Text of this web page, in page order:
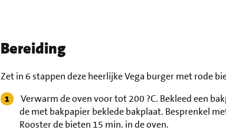
Bereiding
Zet in 6 stappen deze heerlijke Vega burger met rode
Verwarm de oven voor tot 200 ?C. Bekleed een
de met bakpapier beklede bakplaat. Besprenkel
Rooster de bieten 15 min. in de oven.